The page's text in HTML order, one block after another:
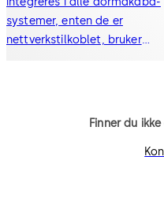
systemer, enten de er
nettverkstilkoblet, bruker
Finner du